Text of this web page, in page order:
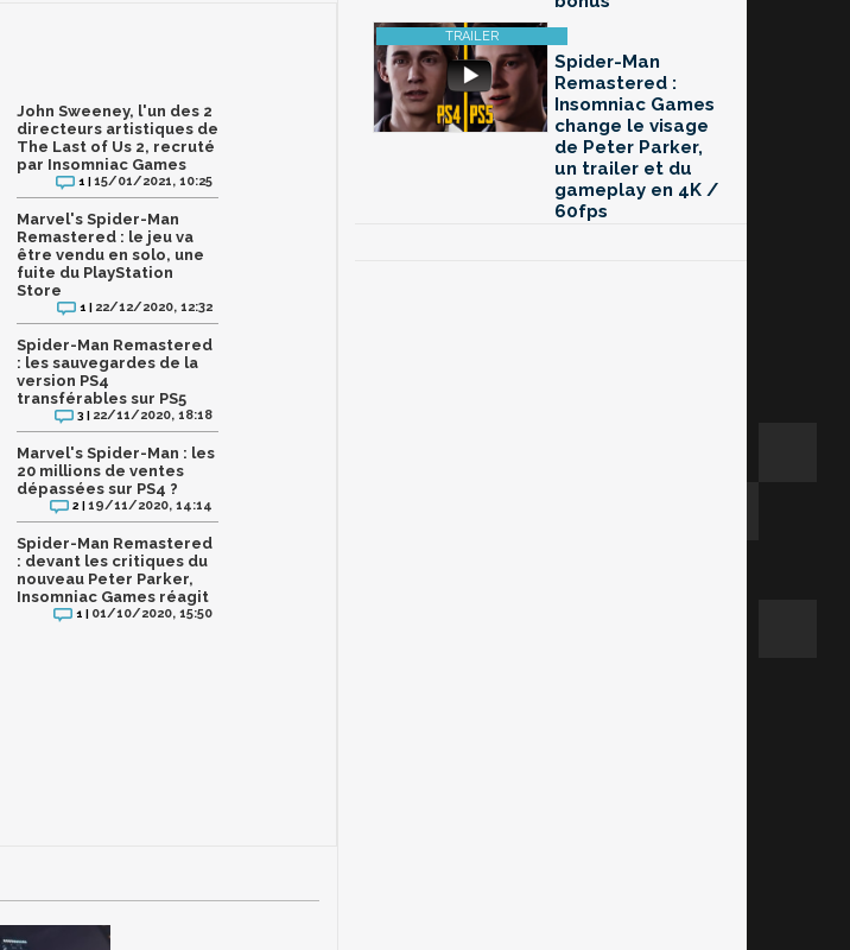
John Sweeney, l'un des 2
directeurs artistiques de
The Last of Us 2, recruté
par Insomniac Games
1 |15/01/2021, 10:25
Marvel's Spider-Man
Remastered : le jeu va
être vendu en solo, une
fuite du PlayStation
Store
1 | 22/12/2020, 12:32
Spider-Man Remastered
: les sauvegardes de la
version PS4
transférables sur PS5
3 | 22/11/2020, 18:18
Marvel's Spider-Man : les
20 millions de ventes
dépassées sur PS4 ?
2 |19/11/2020, 14:14
Spider-Man Remastered
: devant les critiques du
nouveau Peter Parker,
Insomniac Games réagit
1 | 01/10/2020, 15:50
Spider-Man
Remastered :
Insomniac Games
change le visage
de Peter Parker,
un trailer et du
gameplay en 4K /
60fps